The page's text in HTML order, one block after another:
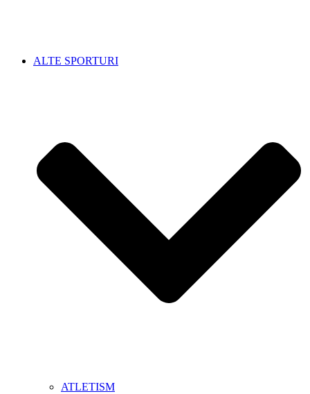
ALTE SPORTURI
ATLETISM